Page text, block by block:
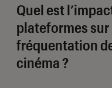
Quel est
plateformes sur
fréquentation
cinéma ?